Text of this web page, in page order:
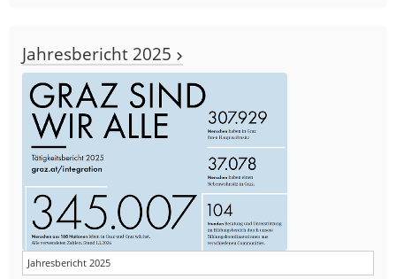
Jahresbericht 2025
Jahresbericht 2025